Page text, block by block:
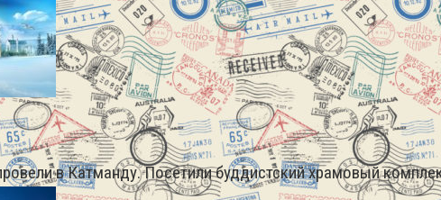
в Катманду. Посетили буддистский храмовый